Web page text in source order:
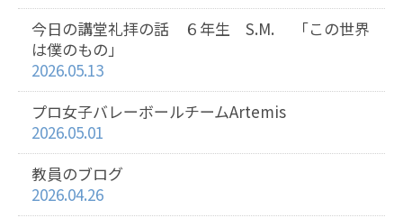
今日の講堂礼拝の話 ６年生 S.M. 「この世界
は僕のもの」
2026.05.13
プロ女子バレーボールチームArtemis
2026.05.01
教員のブログ
2026.04.26